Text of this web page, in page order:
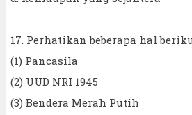
17. Perhatikan beberapa hal
(1) Pancasila
(2) UUD NRI 1945
(3) Bendera Merah Putih